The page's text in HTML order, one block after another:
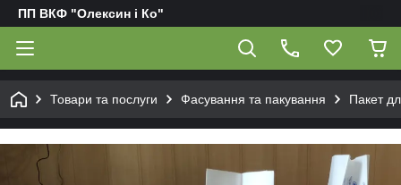
ПП ВКФ "Олексин і Ко"
Товари та послуги Фасування та пакування Пакет